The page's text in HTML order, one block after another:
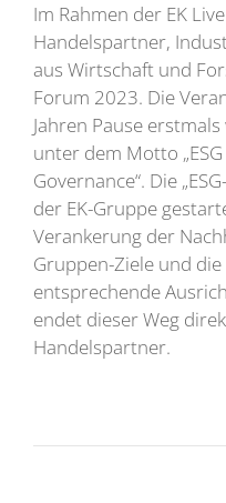
Im Rahmen der EK
Handelspartner,
aus Wirtschaft und
Forum 2023. Die
Jahren Pause
unter dem Motto
Governance“. Die
der EK-Gruppe
Verankerung der
Gruppen-Ziele und
entsprechende
endet dieser Weg
Handelspartner.